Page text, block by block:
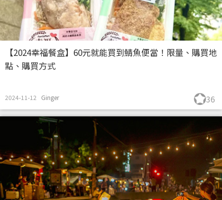
【2024幸福餐盒】60元就能買到鯖魚便當！限量、購買地
點、購買方式
2024-11-12 Ginger 36